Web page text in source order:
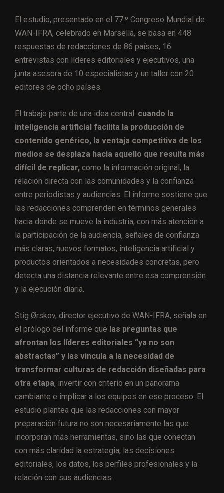
El estudio, presentado en el 77.º Congreso Mundial de
WAN-IFRA, celebrado en Marsella, se basa en 448
respuestas de redacciones de 86 países, 16
entrevistas con líderes editoriales y ejecutivos, una
junta asesora de 10 especialistas y un taller con 20
editores de ocho países.
El trabajo parte de una idea central: cuando la
inteligencia artificial facilita la producción de
contenido genérico, la ventaja competitiva de los
medios se desplaza hacia aquello que resulta más
difícil de replicar, como la información original, la
relación directa con las comunidades y la confianza
entre periodistas y audiencias. El informe sostiene que
las redacciones comprenden en términos generales
hacia dónde se mueve la industria, con más atención a
la participación de la audiencia, señales de confianza
más claras, nuevos formatos, inteligencia artificial y
productos orientados a necesidades concretas, pero
detecta una distancia relevante entre esa comprensión
y la ejecución diaria.
Stig Ørskov, director ejecutivo de WAN-IFRA, señala en
el prólogo del informe que las preguntas que
afrontan los líderes editoriales “ya no son
abstractas” y las vincula a la necesidad de
transformar culturas de redacción diseñadas para
otra etapa, invertir con criterio en un panorama
cambiante e implicar a los equipos en ese proceso. El
estudio plantea que las redacciones con mayor
preparación futura no son necesariamente las que
incorporan más herramientas, sino las que conectan
con más claridad la estrategia, las decisiones
editoriales, los datos, los perfiles profesionales y la
relación con sus audiencias.